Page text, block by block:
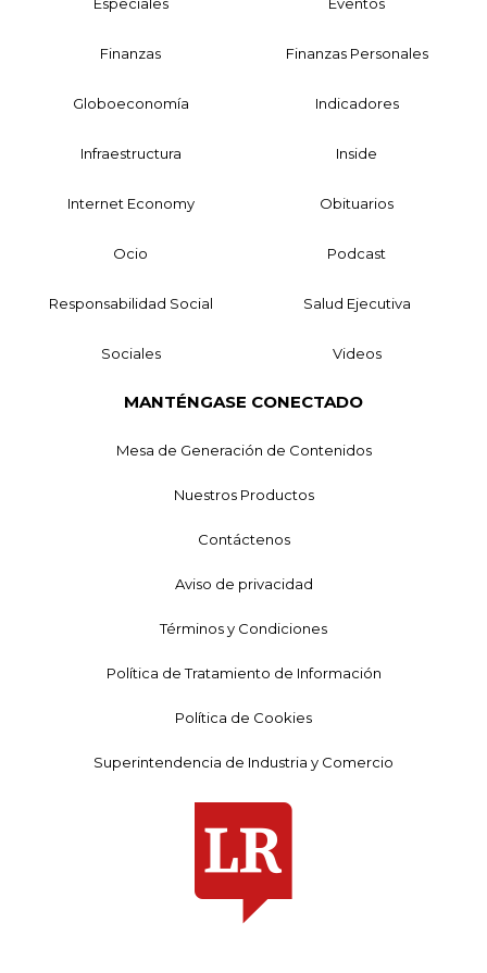
Finanzas Finanzas Personales
Globoeconomía Indicadores
Infraestructura Inside
Internet Economy Obituarios
Ocio Podcast
Responsabilidad Social Salud Ejecutiva
Sociales Videos
MANTÉNGASE CONECTADO
Mesa de Generación de Contenidos
Nuestros Productos
Contáctenos
Aviso de privacidad
Términos y Condiciones
Política de Tratamiento de Información
Política de Cookies
Superintendencia de Industria y Comercio